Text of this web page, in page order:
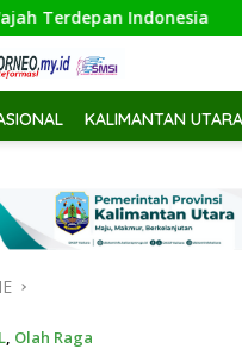
Hadiri Pisah
KALIMANTAN UTARA
, Olah Raga